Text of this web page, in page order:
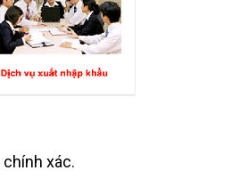
xác.